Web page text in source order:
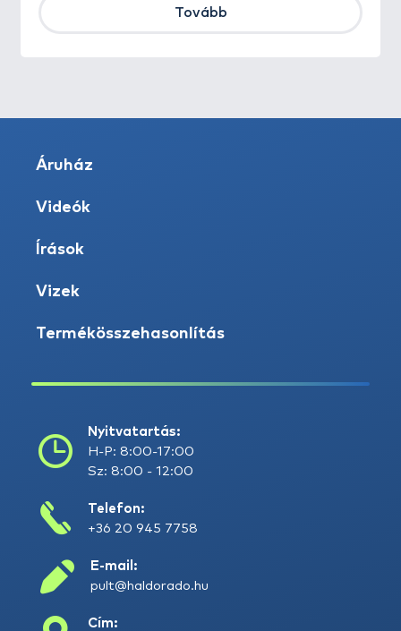
Tovább
Áruház
Videók
Írások
Vizek
Termékösszehasonlítás
Nyitvatartás:
H-P: 8:00-17:00
Sz: 8:00 - 12:00
Telefon:
+36 20 945 7758
E-mail:
pult@haldorado.hu
Cím: